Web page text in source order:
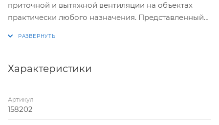
приточной и вытяжной вентиляции на объектах
практически любого назначения. Представленный
уровню рабочего шума.
Характеристики
Артикул
158202